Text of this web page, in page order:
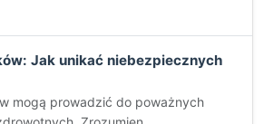
Jak unikać niebezpiecznych
mogą prowadzić do poważnych